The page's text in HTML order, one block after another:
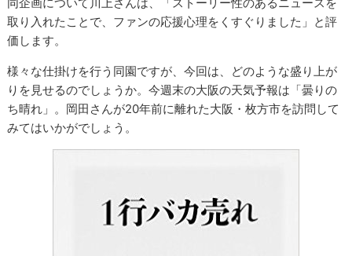
取り入れたことで、ファンの応援心理をくすぐりました」と評
価します。
様々な仕掛けを行う同園ですが、今回は、どのような盛り上が
りを見せるのでしょうか。今週末の大阪の天気予報は「曇りの
ち晴れ」。岡田さんが20年前に離れた大阪・枚方市を訪問して
みてはいかがでしょう。